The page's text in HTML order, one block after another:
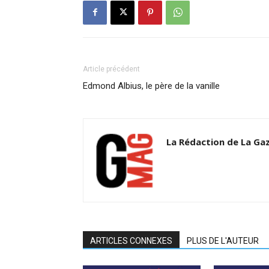
Article précédent
Edmond Albius, le père de la vanille
La Rédaction de La
ARTICLES CONNEXES PLUS DE L'AUTEUR